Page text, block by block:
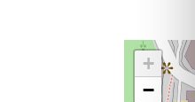
+
−